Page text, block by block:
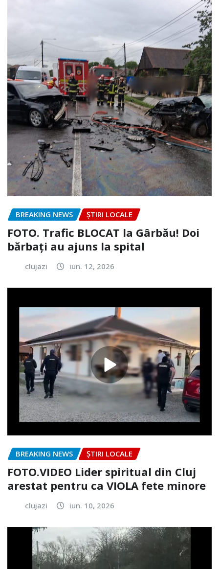
BREAKING NEWS ȘTIRI LOCALE
FOTO. Trafic BLOCAT la Gârbău! Doi
bărbați au ajuns la spital
clujazi iun. 12, 2026
BREAKING NEWS ȘTIRI LOCALE
FOTO.VIDEO Lider spiritual din Cluj
arestat pentru ca VIOLA fete minore
clujazi iun. 10, 2026